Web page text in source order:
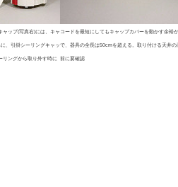
ャップ(写真右)には、キャ
、引掛シーリングキャッ
リングから取り外す時に
コードを最短にしてもキャップカバーを動かす余裕
で、器具の全長は50cmを超える。取り付ける天井の
前に要確認